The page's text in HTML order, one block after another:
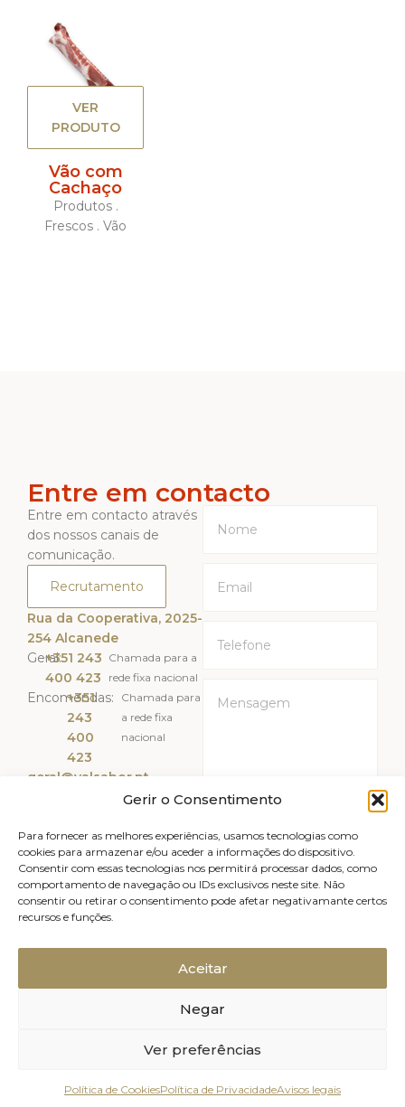
Gerir o Consentimento
Para fornecer as melhores experiências, usamos tecnologias como
cookies para armazenar e/ou aceder a informações do dispositivo.
Consentir com essas tecnologias nos permitirá processar dados, como
comportamento de navegação ou IDs exclusivos neste site. Não
consentir ou retirar o consentimento pode afetar negativamante certos
recursos e funções.
Aceitar
Negar
Ver preferências
Política de CookiesPolítica de PrivacidadeAvisos legais
VER
PRODUTO
Vão com
Cachaço
Produtos .
Frescos . Vão
Entre em contacto
Entre em contacto através
dos nossos canais de
comunicação.
Recrutamento
Rua da Cooperativa, 2025-
254 Alcanede
Geral:+351 243
400 423
Chamada para a
rede fixa nacional
Encomendas:
+351
243
400
423
Chamada para
a rede fixa
nacional
geral@valsabor.pt
Li e Aceito a
ENVIAR
Política de Cookies (UE)
Relatório de Sustentabilidade